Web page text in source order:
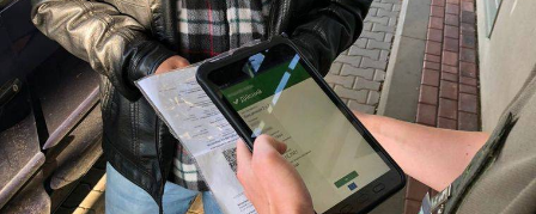
#ООС
#боротьба
з
корупцією
#гфс #Киев #коронавірус